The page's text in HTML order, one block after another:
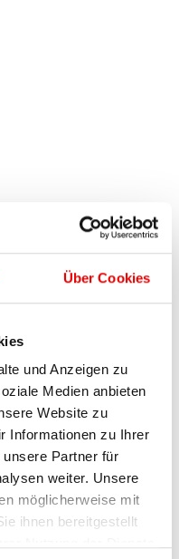
Über Cookies
und Anzeigen zu
Medien anbieten
Website zu
Informationen zu Ihrer
Partner für
weiter. Unsere
möglicherweise mit
ihnen bereitgestellt